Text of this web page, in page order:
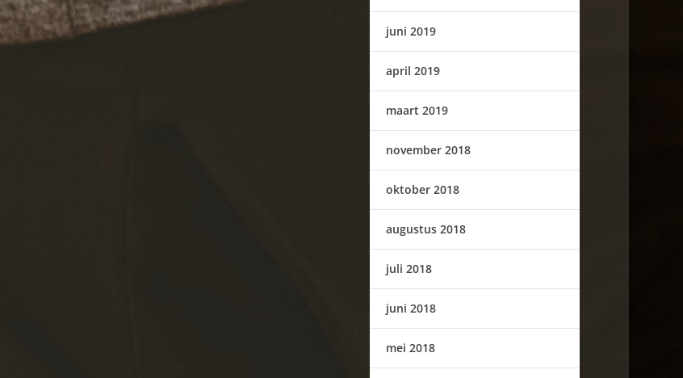
juni 2019
april 2019
maart 2019
november 2018
oktober 2018
augustus 2018
juli 2018
juni 2018
mei 2018